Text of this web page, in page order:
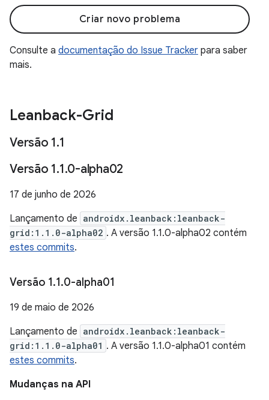
Criar novo problema
Consulte a documentação do Issue Tracker para saber
mais.
Leanback-Grid
Versão 1.1
Versão 1.1.0-alpha02
17 de junho de 2026
Lançamento de androidx.leanback:leanback-
grid:1.1.0-alpha02 . A versão 1.1.0-alpha02 contém
estes commits.
Versão 1.1.0-alpha01
19 de maio de 2026
Lançamento de androidx.leanback:leanback-
grid:1.1.0-alpha01 . A versão 1.1.0-alpha01 contém
estes commits.
Mudanças na API